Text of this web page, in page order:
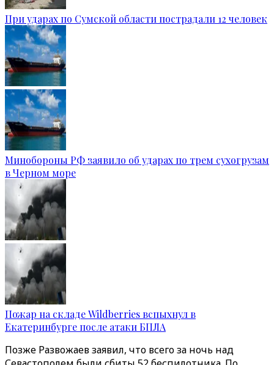
При ударах по Сумской области пострадали 12 человек
Минобороны РФ заявило об ударах по трем сухогрузам
в Черном море
Пожар на складе Wildberries вспыхнул в
Екатеринбурге после атаки БПЛА
Позже Развожаев заявил, что всего за ночь над